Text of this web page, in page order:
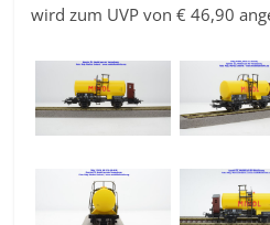
wird zum UVP von € 46,90